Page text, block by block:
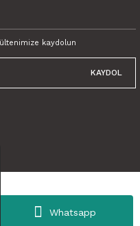
Whatsapp
kaydolun
KAYDOL
© TINK